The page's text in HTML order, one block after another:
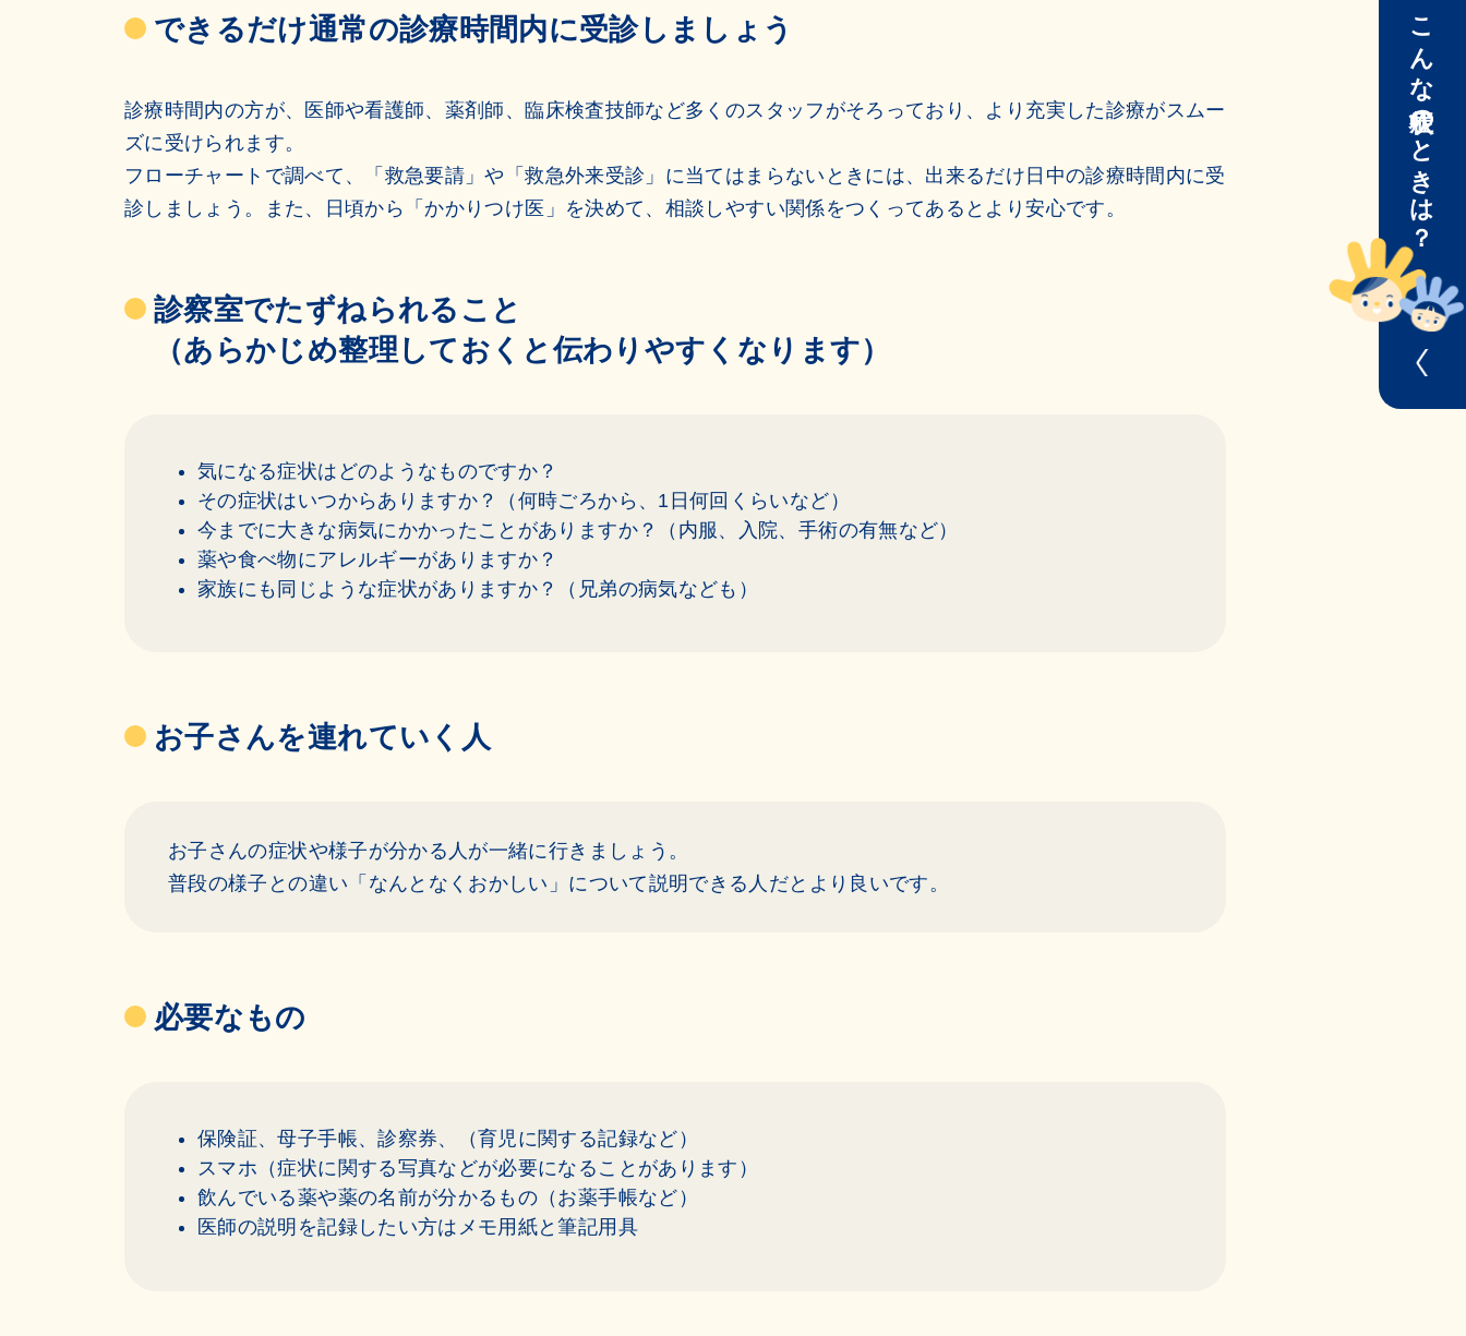
できるだけ通常の診療時間内に受診しましょう
診療時間内の方が、医師や看護師、薬剤師、臨床検査技師など多くのスタッフがそろっており、より充実した診療がスムー
ズに受けられます。
フローチャートで調べて、「救急要請」や「救急外来受診」に当てはまらないときには、出来るだけ日中の診療時間内に受
診しましょう。また、日頃から「かかりつけ医」を決めて、相談しやすい関係をつくってあるとより安心です。
診察室でたずねられること
（あらかじめ整理しておくと伝わりやすくなります）
気になる症状はどのようなものですか？
その症状はいつからありますか？（何時ごろから、1日何回くらいなど）
今までに大きな病気にかかったことがありますか？（内服、入院、手術の有無など）
薬や食べ物にアレルギーがありますか？
家族にも同じような症状がありますか？（兄弟の病気なども）
お子さんを連れていく人
お子さんの症状や様子が分かる人が一緒に行きましょう。
普段の様子との違い「なんとなくおかしい」について説明できる人だとより良いです。
必要なもの
保険証、母子手帳、診察券、（育児に関する記録など）
スマホ（症状に関する写真などが必要になることがあります）
飲んでいる薬や薬の名前が分かるもの（お薬手帳など）
医師の説明を記録したい方はメモ用紙と筆記用具
こんな症状のときは？